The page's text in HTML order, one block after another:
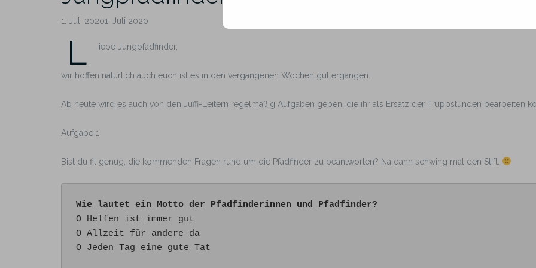
1. Juli 20201. Juli 2020
L iebe Jungpfadfinder,
wir hoffen natürlich auch euch ist es in den vergangenen Wochen gut ergangen.
Ab heute wird es auch von den Juffi-Leitern regelmäßig Aufgaben geben, die ihr als Ersatz der Truppstunden bearbeiten
Aufgabe 1
Bist du fit genug, die kommenden Fragen rund um die Pfadfinder zu beantworten? Na dann schwing mal den Stift.
Wie lautet ein Motto der Pfadfinderinnen und Pfadfinder?
O Helfen ist immer gut
O Allzeit für andere da
O Jeden Tag eine gute Tat